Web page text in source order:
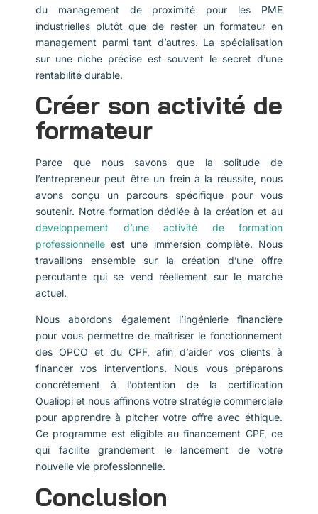
du management de proximité pour les PME
industrielles plutôt que de rester un formateur en
management parmi tant d’autres. La spécialisation
sur une niche précise est souvent le secret d’une
rentabilité durable.
Créer son activité de
formateur
Parce que nous savons que la solitude de
l’entrepreneur peut être un frein à la réussite, nous
avons conçu un parcours spécifique pour vous
soutenir. Notre formation dédiée à la création et au
développement d’une activité de formation
professionnelle est une immersion complète. Nous
travaillons ensemble sur la création d’une offre
percutante qui se vend réellement sur le marché
actuel.
Nous abordons également l’ingénierie financière
pour vous permettre de maîtriser le fonctionnement
des OPCO et du CPF, afin d’aider vos clients à
financer vos interventions. Nous vous préparons
concrètement à l’obtention de la certification
Qualiopi et nous affinons votre stratégie commerciale
pour apprendre à pitcher votre offre avec éthique.
Ce programme est éligible au financement CPF, ce
qui facilite grandement le lancement de votre
nouvelle vie professionnelle.
Conclusion